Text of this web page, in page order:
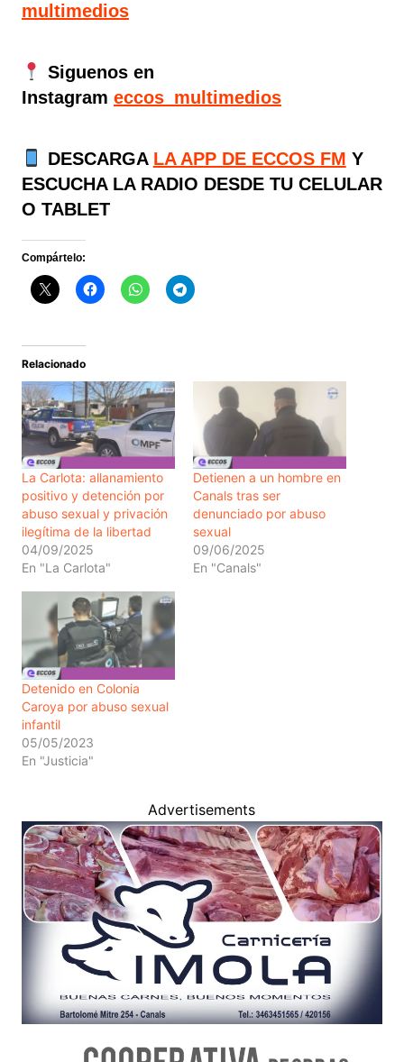
multimedios
Siguenos en
Instagram eccos_multimedios
DESCARGA LA APP DE ECCOS FM Y
ESCUCHA LA RADIO DESDE TU CELULAR
O TABLET
Compártelo:
Relacionado
La Carlota: allanamiento
positivo y detención por
abuso sexual y privación
ilegítima de la libertad
04/09/2025
En "La Carlota"
Detienen a un hombre en
Canals tras ser
denunciado por abuso
sexual
09/06/2025
En "Canals"
Detenido en Colonia
Caroya por abuso sexual
infantil
05/05/2023
En "Justicia"
Advertisements